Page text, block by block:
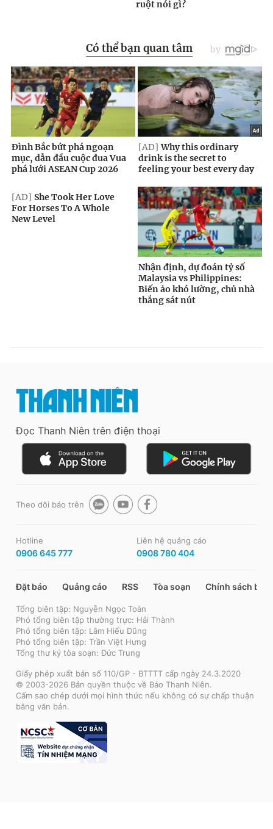
Đọc Thanh Niên trên điện thoại
Theo dõi báo trên
Hotline
0906 645 777
Liên hệ quảng cáo
0908 780 404
Đặt báo Quảng cáo RSS Tòa soạn Chính sách bảo
Tổng biên tập: Nguyễn Ngọc Toàn
Phó tổng biên tập thường trực: Hải Thành
Phó tổng biên tập: Lâm Hiếu Dũng
Phó tổng biên tập: Trần Việt Hưng
Tổng thư ký tòa soạn: Đức Trung
Giấy phép xuất bản số 110/GP - BTTTT cấp ngày 24.3.2020
© 2003-2026 Bản quyền thuộc về Báo Thanh Niên.
Cấm sao chép dưới mọi hình thức nếu không có sự chấp thuận
bằng văn bản.